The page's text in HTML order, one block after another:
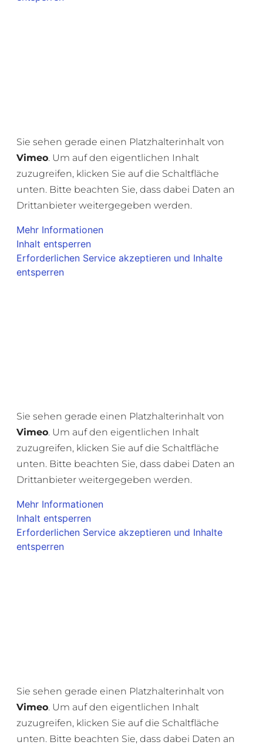
Sie sehen gerade einen Platzhalterinhalt von
Vimeo. Um auf den eigentlichen Inhalt
zuzugreifen, klicken Sie auf die Schaltfläche
unten. Bitte beachten Sie, dass dabei Daten an
Drittanbieter weitergegeben werden.
Mehr Informationen
Inhalt entsperren
Erforderlichen Service akzeptieren und Inhalte
entsperren
Sie sehen gerade einen Platzhalterinhalt von
Vimeo. Um auf den eigentlichen Inhalt
zuzugreifen, klicken Sie auf die Schaltfläche
unten. Bitte beachten Sie, dass dabei Daten an
Drittanbieter weitergegeben werden.
Mehr Informationen
Inhalt entsperren
Erforderlichen Service akzeptieren und Inhalte
entsperren
Sie sehen gerade einen Platzhalterinhalt von
Vimeo. Um auf den eigentlichen Inhalt
zuzugreifen, klicken Sie auf die Schaltfläche
unten. Bitte beachten Sie, dass dabei Daten an